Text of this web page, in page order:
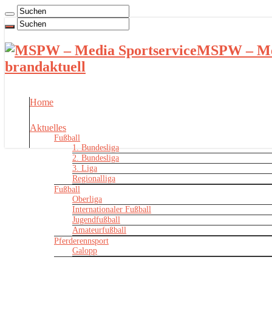
MSPW –
brandaktuell
Home
Aktuelles
Fußball
1. Bundesliga
2. Bundesliga
3. Liga
Regionalliga
Fußball
Oberliga
Internationaler Fußball
Jugendfußball
Amateurfußball
Pferderennsport
Galopp